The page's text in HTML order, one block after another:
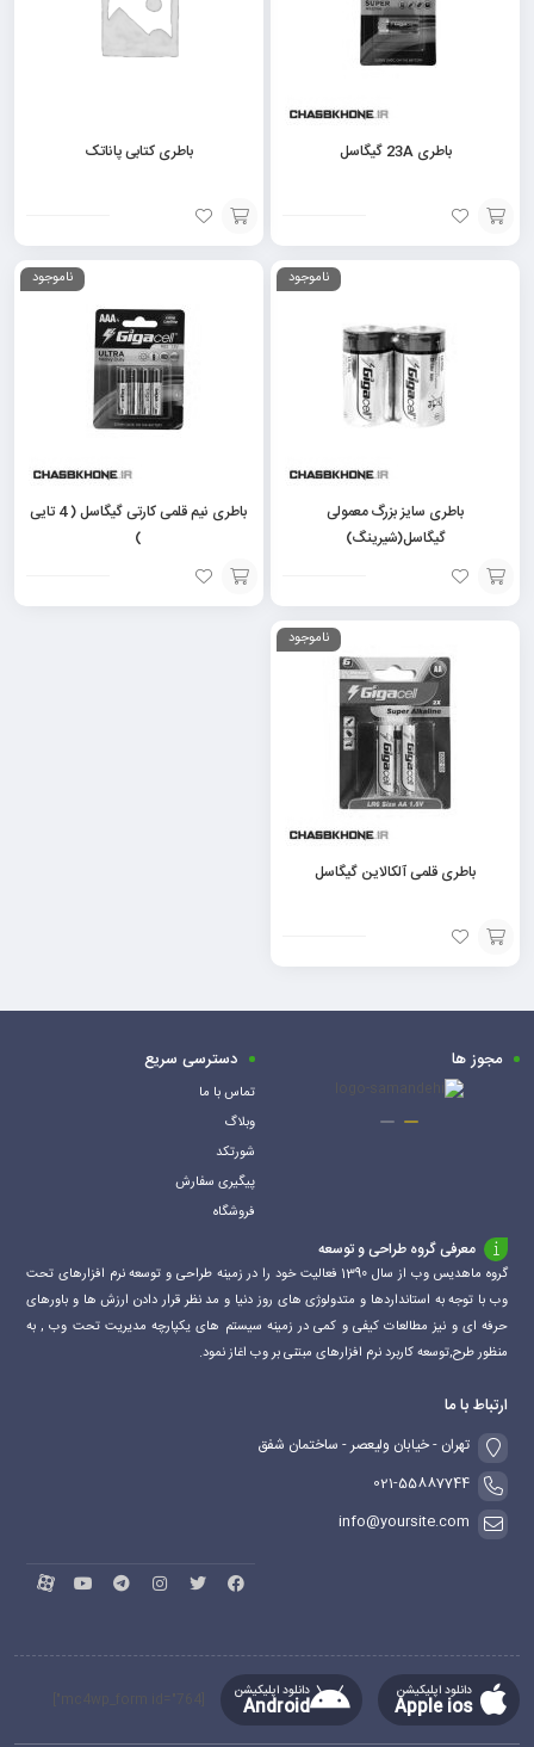
باطری 23A گیگاسل
افزودن
باطری کتابی پاناتک
افزودن
ناموجود
باطری سایز بزرگ معمولی
گیگاسل(شیرینگ)
افزودن
ناموجود
باطری نیم قلمی کارتی گیگاسل ( 4 تایی
)
افزودن
ناموجود
باطری قلمی آلکالاین گیگاسل
افزودن
به
مجوز ها دسترسی سریع
تماس با ما
وبلاگ
شورتکد
پیگیری سفارش
فروشگاه
معرفی گروه طراحی و توسعه
گروه ماهدیس وب از سال 1390 فعالیت خود را در زمینه طراحی و توسعه نرم افزارهای تحت
وب با توجه به استانداردها و متدولوژی های روز دنیا و مد نظر قرار دادن ارزش ها و باورهای
حرفه ای و نیز مطالعات کیفی و کمی در زمینه سیستم های یکپارچه مدیریت تحت وب , به
منظور طرح,توسعه کاربرد نرم افزارهای مبتنی بر وب اغاز نمود.
ارتباط با ما
تهران - خیابان ولیعصر - ساختمان شفق
021-55887744
info@yoursite.com
دانلود اپلیکیشن
Apple ios
دانلود اپلیکیشن
Android